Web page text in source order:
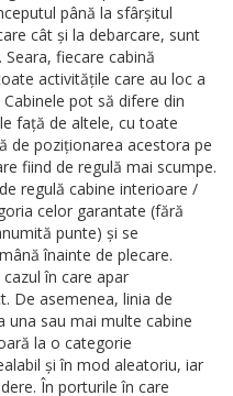
până la sfârșitul
cât și la debarcare, sunt
fiecare cabină
activitățile care au loc a
pot să difere din
față de altele, cu toate
de poziționarea acestora pe
fiind de regulă mai scumpe.
regulă cabine interioare /
celor garantate (fără
punte) și se
înainte de plecare.
în care apar
De asemenea, linia de
una sau mai multe cabine
la o categorie
și în mod aleatoriu, iar
În porturile în care